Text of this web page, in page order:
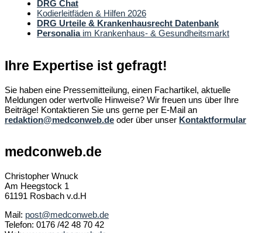
DRG Chat
Kodierleitfäden & Hilfen 2026
DRG Urteile & Krankenhausrecht Datenbank
Personaliaim Krankenhaus- & Gesundheitsmarkt
Ihre Expertise ist gefragt!
Sie haben eine Pressemitteilung, einen Fachartikel, aktuelle
Meldungen oder wertvolle Hinweise? Wir freuen uns über Ihre
Beiträge! Kontaktieren Sie uns gerne per E-Mail an
redaktion@medconweb.de oder über unser Kontaktformular
medconweb.de
Christopher Wnuck
Am Heegstock 1
61191 Rosbach v.d.H
Mail: post@medconweb.de
Telefon: 0176 /42 48 70 42